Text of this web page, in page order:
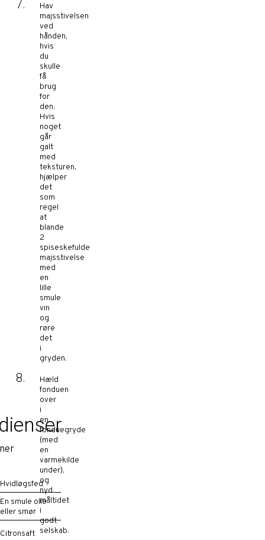
Hvidløgsfed
En smule olie
eller smør
Citronsaft
Hav
majsstivelsen
ved
hånden,
hvis
du
skulle
få
brug
for
den.
Hvis
noget
går
galt
med
teksturen,
hjælper
det
som
regel
at
blande
2
spiseskefulde
majsstivelse
med
en
lille
smule
vin
og
røre
det
i
gryden.
Hæld
fonduen
over
i
en
fonduegryde
(med
en
varmekilde
under),
og
nyd
måltidet
i
godt
selskab.